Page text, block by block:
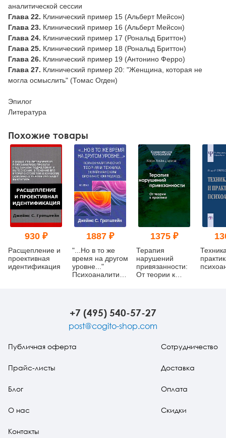
аналитической сессии
Глава 22. Клинический пример 15 (Альберт Мейсон)
Глава 23. Клинический пример 16 (Альберт Мейсон)
Глава 24. Клинический пример 17 (Рональд Бриттон)
Глава 25. Клинический пример 18 (Рональд Бриттон)
Глава 26. Клинический пример 19 (Антонино Ферро)
Глава 27. Клинический пример 20: "Женщина, которая не
могла осмыслить" (Томас Огден)
Эпилог
Литература
Похожие товары
930 ₽
Расщепление и
проективная
идентификация
1887 ₽
"...Но в то же
время на другом
уровне..."
Психоаналитическая
подходе. Книга
1
1375 ₽
Терапия
нарушений
привязанности:
От теории к
+7 (495) 540-57-27
post@cogito-shop.com
Публичная оферта
Прайс-листы
Блог
О нас
Контакты
Сотрудничество
Доставка
Оплата
Скидки